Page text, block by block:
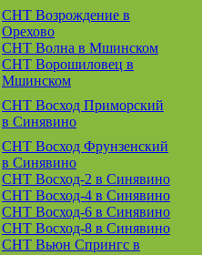
СНТ Возрождение в
Орехово
СНТ Волна в Мшинском
СНТ Ворошиловец в
Мшинском
СНТ Восход Приморский
в Синявино
СНТ Восход Фрунзенский
в Синявино
СНТ Восход-2 в Синявино
СНТ Восход-4 в Синявино
СНТ Восход-6 в Синявино
СНТ Восход-8 в Синявино
СНТ Вьюн Спрингс в